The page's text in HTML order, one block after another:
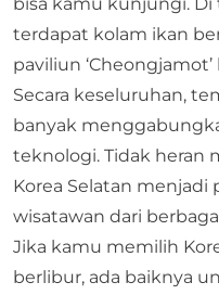
terdapat kolam ikan
paviliun
Secara keseluruhan,
banyak
teknologi. Tidak heran
Korea Selatan menjadi
wisatawan dari
Jika kamu memilih
berlibur, ada baiknya